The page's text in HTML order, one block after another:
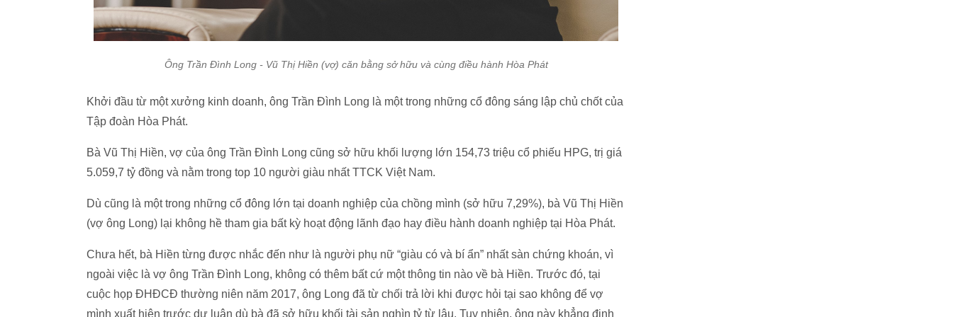
Ông Trần Đình Long - Vũ Thị Hiền (vợ) căn bằng sở hữu và cùng điều hành Hòa Phát
Khởi đầu từ một xưởng kinh doanh, ông Trần Đình Long là một trong những cổ đông sáng lập chủ chốt của
Tập đoàn Hòa Phát.
Bà Vũ Thị Hiền, vợ của ông Trần Đình Long cũng sở hữu khối lượng lớn 154,73 triệu cổ phiếu HPG, trị giá
5.059,7 tỷ đồng và nằm trong top 10 người giàu nhất TTCK Việt Nam.
Dù cũng là một trong những cổ đông lớn tại doanh nghiệp của chồng mình (sở hữu 7,29%), bà Vũ Thị Hiền
(vợ ông Long) lại không hề tham gia bất kỳ hoạt động lãnh đạo hay điều hành doanh nghiệp tại Hòa Phát.
Chưa hết, bà Hiền từng được nhắc đến như là người phụ nữ “giàu có và bí ẩn” nhất sàn chứng khoán, vì
ngoài việc là vợ ông Trần Đình Long, không có thêm bất cứ một thông tin nào về bà Hiền. Trước đó, tại
cuộc họp ĐHĐCĐ thường niên năm 2017, ông Long đã từ chối trả lời khi được hỏi tại sao không để vợ
mình xuất hiện trước dư luận dù bà đã sở hữu khối tài sản nghìn tỷ từ lâu. Tuy nhiên, ông này khẳng định